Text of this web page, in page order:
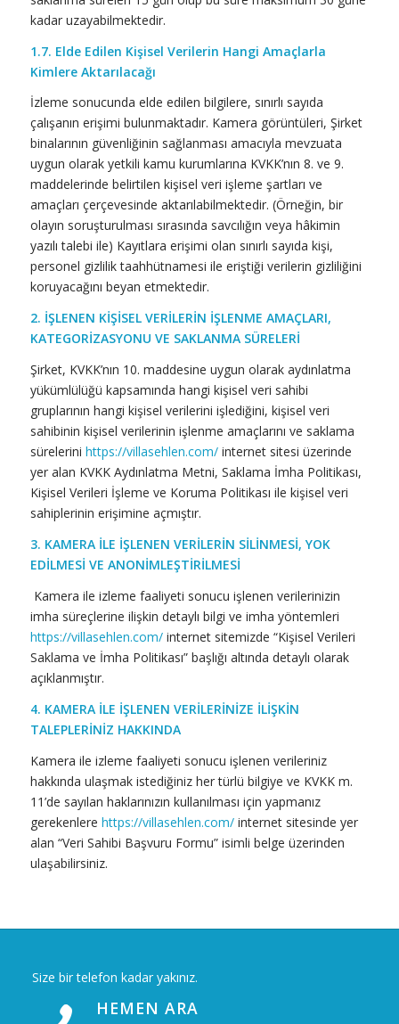
kadar uzayabilmektedir.
1.7. Elde Edilen Kişisel Verilerin Hangi Amaçlarla
Kimlere Aktarılacağı
İzleme sonucunda elde edilen bilgilere, sınırlı sayıda
çalışanın erişimi bulunmaktadır. Kamera görüntüleri, Şirket
binalarının güvenliğinin sağlanması amacıyla mevzuata
uygun olarak yetkili kamu kurumlarına KVKK’nın 8. ve 9.
maddelerinde belirtilen kişisel veri işleme şartları ve
amaçları çerçevesinde aktarılabilmektedir. (Örneğin, bir
olayın soruşturulması sırasında savcılığın veya hâkimin
yazılı talebi ile) Kayıtlara erişimi olan sınırlı sayıda kişi,
personel gizlilik taahhütnamesi ile eriştiği verilerin gizliliğini
koruyacağını beyan etmektedir.
2. İŞLENEN KİŞİSEL VERİLERİN İŞLENME AMAÇLARI,
KATEGORİZASYONU VE SAKLANMA SÜRELERİ
Şirket, KVKK’nın 10. maddesine uygun olarak aydınlatma
yükümlülüğü kapsamında hangi kişisel veri sahibi
gruplarının hangi kişisel verilerini işlediğini, kişisel veri
sahibinin kişisel verilerinin işlenme amaçlarını ve saklama
sürelerini https://villasehlen.com/internet sitesi üzerinde
yer alan KVKK Aydınlatma Metni, Saklama İmha Politikası,
Kişisel Verileri İşleme ve Koruma Politikası ile kişisel veri
sahiplerinin erişimine açmıştır.
3. KAMERA İLE İŞLENEN VERİLERİN SİLİNMESİ, YOK
EDİLMESİ VE ANONİMLEŞTİRİLMESİ
Kamera ile izleme faaliyeti sonucu işlenen verilerinizin
imha süreçlerine ilişkin detaylı bilgi ve imha yöntemleri
https://villasehlen.com/internet sitemizde “Kişisel Verileri
Saklama ve İmha Politikası” başlığı altında detaylı olarak
açıklanmıştır.
4. KAMERA İLE İŞLENEN VERİLERİNİZE İLİŞKİN
TALEPLERİNİZ HAKKINDA
Kamera ile izleme faaliyeti sonucu işlenen verileriniz
hakkında ulaşmak istediğiniz her türlü bilgiye ve KVKK m.
11’de sayılan haklarınızın kullanılması için yapmanız
gerekenlere https://villasehlen.com/internet sitesinde yer
alan “Veri Sahibi Başvuru Formu” isimli belge üzerinden
ulaşabilirsiniz.
Size bir telefon kadar yakınız.
HEMEN ARA